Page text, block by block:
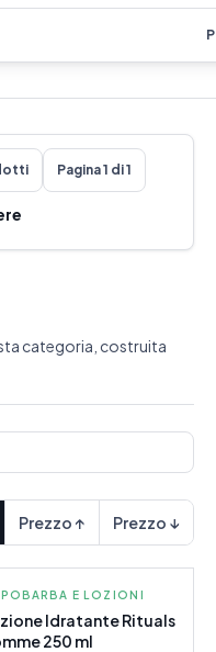
Pagina 1 di 1
categoria, costruita
Prezzo ↑ Prezzo ↓
PEZZI
E LOZIONI
Idratante Rituals
250 ml